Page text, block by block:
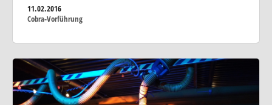
11.02.2016
Cobra-Vorführung